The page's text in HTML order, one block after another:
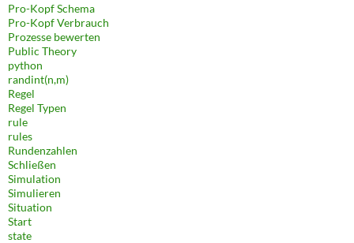
Pro-Kopf Schema
Pro-Kopf Verbrauch
Prozesse bewerten
Public Theory
python
randint(n,m)
Regel
Regel Typen
rule
rules
Rundenzahlen
Schließen
Simulation
Simulieren
Situation
Start
state